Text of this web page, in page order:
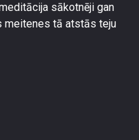
sākotnēji gan
meitenes tā atstās teju